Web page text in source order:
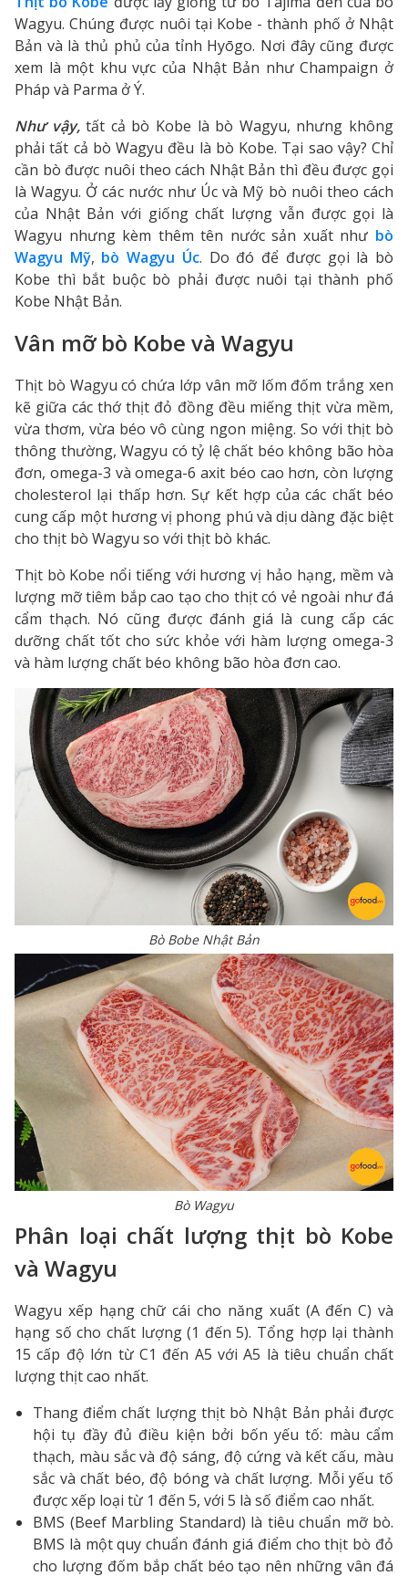
Wagyu. Chúng được nuôi tại Kobe - thành phố ở Nhật
Bản và là thủ phủ của tỉnh Hyōgo. Nơi đây cũng được
xem là một khu vực của Nhật Bản như Champaign ở
Pháp và Parma ở Ý.
Như vậy,tất cả bò Kobe là bò Wagyu, nhưng không
phải tất cả bò Wagyu đều là bò Kobe. Tại sao vậy? Chỉ
cần bò được nuôi theo cách Nhật Bản thì đều được gọi
là Wagyu. Ở các nước như Úc và Mỹ bò nuôi theo cách
của Nhật Bản với giống chất lượng vẫn được gọi là
Wagyu nhưng kèm thêm tên nước sản xuất như bò
Wagyu Mỹ, bò Wagyu Úc. Do đó để được gọi là bò
Kobe thì bắt buộc bò phải được nuôi tại thành phố
Kobe Nhật Bản.
Vân mỡ bò Kobe và Wagyu
Thịt bò Wagyu có chứa lớp vân mỡ lốm đốm trắng xen
kẽ giữa các thớ thịt đỏ đồng đều miếng thịt vừa mềm,
vừa thơm, vừa béo vô cùng ngon miệng. So với thịt bò
thông thường, Wagyu có tỷ lệ chất béo không bão hòa
đơn, omega-3 và omega-6 axit béo cao hơn, còn lượng
cholesterol lại thấp hơn. Sự kết hợp của các chất béo
cung cấp một hương vị phong phú và dịu dàng đặc biệt
cho thịt bò Wagyu so với thịt bò khác.
Thịt bò Kobe nổi tiếng với hương vị hảo hạng, mềm và
lượng mỡ tiêm bắp cao tạo cho thịt có vẻ ngoài như đá
cẩm thạch. Nó cũng được đánh giá là cung cấp các
dưỡng chất tốt cho sức khỏe với hàm lượng omega-3
và hàm lượng chất béo không bão hòa đơn cao.
Bò Bobe Nhật Bản
Bò Wagyu
Phân loại chất lượng thịt bò Kobe
và Wagyu
Wagyu xếp hạng chữ cái cho năng xuất (A đến C) và
hạng số cho chất lượng (1 đến 5). Tổng hợp lại thành
15 cấp độ lớn từ C1 đến A5 với A5 là tiêu chuẩn chất
lượng thịt cao nhất.
Thang điểm chất lượng thịt bò Nhật Bản phải được
hội tụ đầy đủ điều kiện bởi bốn yếu tố: màu cẩm
thạch, màu sắc và độ sáng, độ cứng và kết cấu, màu
sắc và chất béo, độ bóng và chất lượng. Mỗi yếu tố
được xếp loại từ 1 đến 5, với 5 là số điểm cao nhất.
BMS (Beef Marbling Standard) là tiêu chuẩn mỡ bò.
BMS là một quy chuẩn đánh giá điểm cho thịt bò đỏ
cho lượng đốm bắp chất béo tạo nên những vân đá